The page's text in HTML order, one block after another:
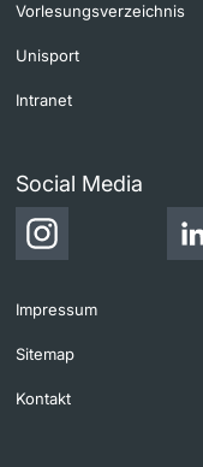
Vorlesungsverzeichnis
Unisport
Intranet
Social Media
Impressum
Sitemap
Kontakt